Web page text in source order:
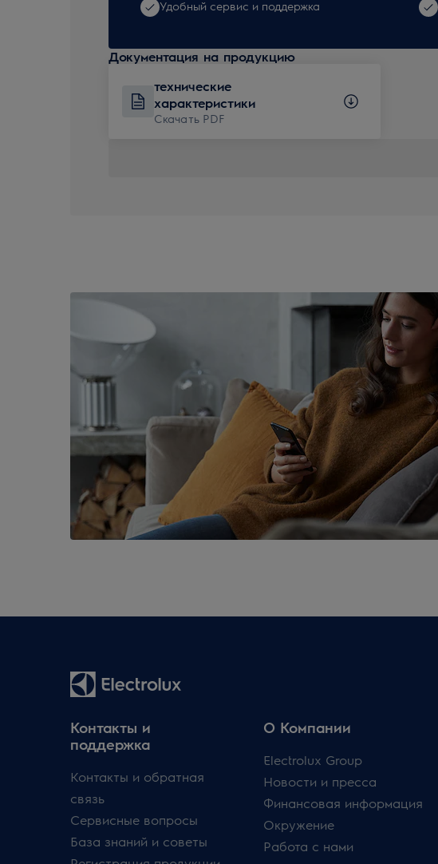
Удобный сервис и поддержка
Документация на продукцию
технические
характеристики
Скачать PDF
Контакты и
поддержка
Контакты и обратная
связь
Сервисные вопросы
База знаний и советы
О Компании
Electrolux Group
Новости и пресса
Финансовая информация
Окружение
Работа с нами